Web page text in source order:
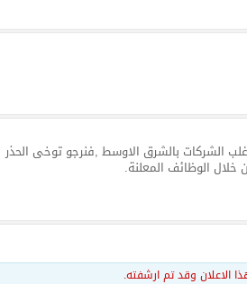
الشركات بالشرق الاوسط ,فنرجو توخى الحذر
الوظائف المعلنة.